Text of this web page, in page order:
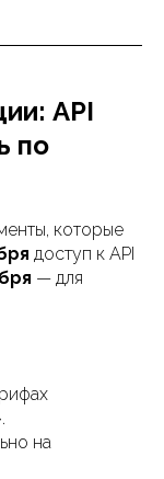
API
по
которые
доступ к API
— для
на